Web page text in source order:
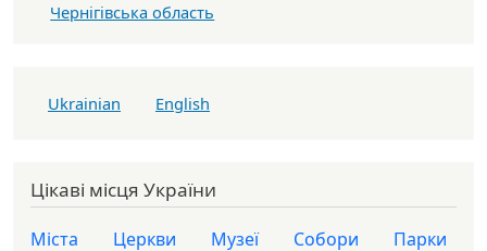
Чернігівська область
Ukrainian English
Цікаві місця України
Міста Церкви Музеї Собори
Парки